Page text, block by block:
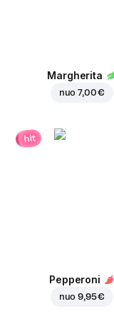
Margherita
nuo7,00 €
hit
Pepperoni
nuo9,95 €